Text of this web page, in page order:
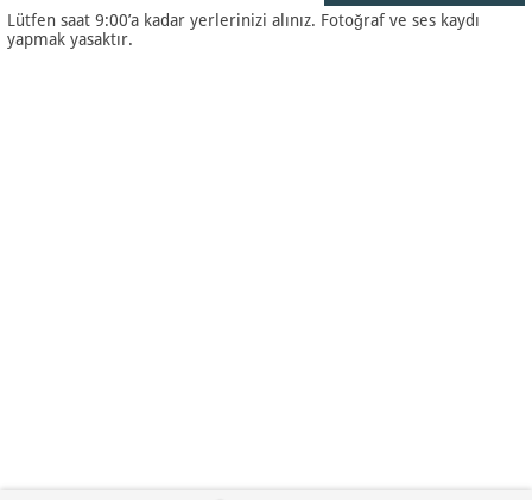
Lütfen saat 9:00’a kadar yerlerinizi alınız. Fotoğraf ve ses kaydı
yapmak yasaktır.